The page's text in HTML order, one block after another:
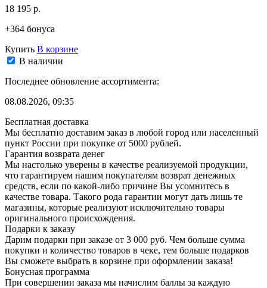
18 195 р.
+364 бонуса
Купить В корзине
В наличии
Последнее обновление ассортимента:
08.08.2026, 09:35
Бесплатная доставка
Мы бесплатно доставим заказ в любой город или населенный
пункт России при покупке от 5000 рублей.
Гарантия возврата денег
Мы настолько уверены в качестве реализуемой продукции,
что гарантируем нашим покупателям возврат денежных
средств, если по какой-либо причине Вы усомнитесь в
качестве товара. Такого рода гарантии могут дать лишь те
магазины, которые реализуют исключительно товары
оригинального происхождения.
Подарки к заказу
Дарим подарки при заказе от 3 000 руб. Чем больше сумма
покупки и количество товаров в чеке, тем больше подарков
Вы сможете выбрать в корзине при оформлении заказа!
Бонусная программа
При совершении заказа мы начислим баллы за каждую